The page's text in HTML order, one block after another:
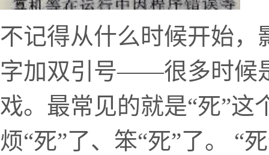
不记得从什么时候开始
字加双引号——很多时候
戏。最常见的就是“死”这
烦“死”了、笨“死”了。 “